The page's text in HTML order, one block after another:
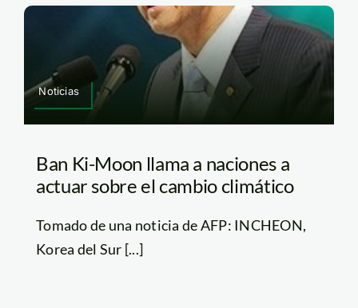
Noticias
Ban Ki-Moon llama a naciones a
actuar sobre el cambio climático
Tomado de una noticia de AFP: INCHEON,
Korea del Sur [...]